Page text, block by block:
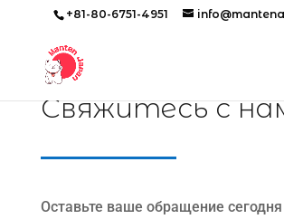
+81-80-6751-4951
Свяжитесь с
Оставьте ваше обращение